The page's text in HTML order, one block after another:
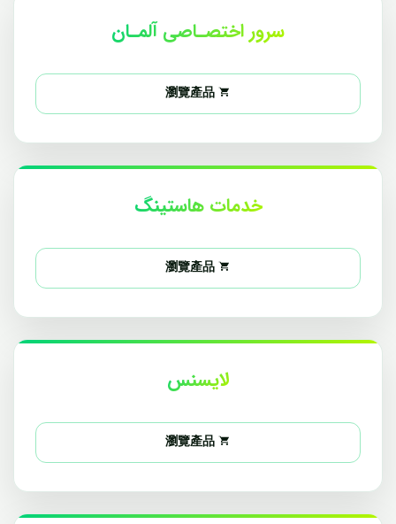
سرور اختصـاصی آلمـان
瀏覽產品
خدمات هاستینگ
瀏覽產品
لایسنس
瀏覽產品